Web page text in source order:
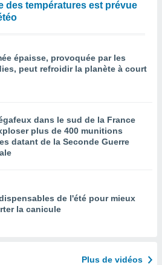
des températures est prévue
épaisse, provoquée par les
peut refroidir la planète à court
dans le sud de la France
plus de 400 munitions
datant de la Seconde Guerre
de l'été pour mieux
la canicule
Plus de vidéos